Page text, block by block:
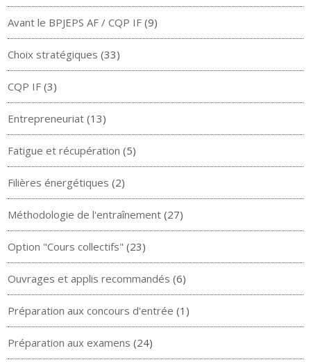
Avant le BPJEPS AF / CQP IF (9)
Choix stratégiques (33)
CQP IF (3)
Entrepreneuriat (13)
Fatigue et récupération (5)
Filières énergétiques (2)
Méthodologie de l'entraînement (27)
Option "Cours collectifs" (23)
Ouvrages et applis recommandés (6)
Préparation aux concours d'entrée (1)
Préparation aux examens (24)